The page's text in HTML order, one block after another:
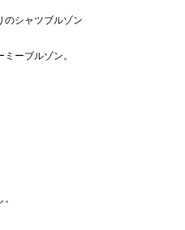
シャツブルゾン
ーブルゾン。